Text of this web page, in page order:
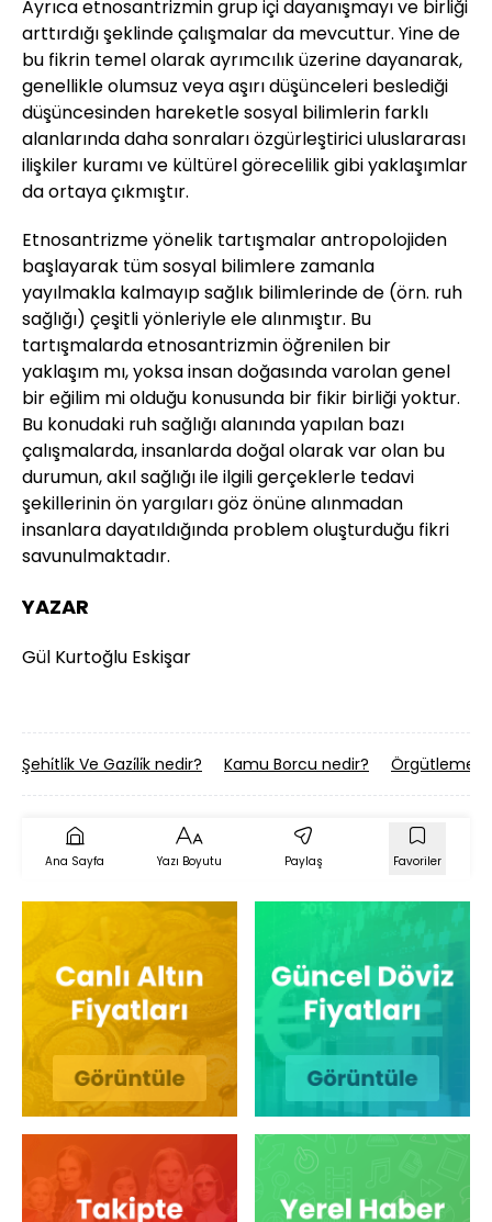
Ayrıca etnosantrizmin grup içi dayanışmayı ve birliği
arttırdığı şeklinde çalışmalar da mevcuttur. Yine de
bu fikrin temel olarak ayrımcılık üzerine dayanarak,
genellikle olumsuz veya aşırı düşünceleri beslediği
düşüncesinden hareketle sosyal bilimlerin farklı
alanlarında daha sonraları özgürleştirici uluslararası
ilişkiler kuramı ve kültürel görecelilik gibi yaklaşımlar
da ortaya çıkmıştır.
Etnosantrizme yönelik tartışmalar antropolojiden
başlayarak tüm sosyal bilimlere zamanla
yayılmakla kalmayıp sağlık bilimlerinde de (örn. ruh
sağlığı) çeşitli yönleriyle ele alınmıştır. Bu
tartışmalarda etnosantrizmin öğrenilen bir
yaklaşım mı, yoksa insan doğasında varolan genel
bir eğilim mi olduğu konusunda bir fikir birliği yoktur.
Bu konudaki ruh sağlığı alanında yapılan bazı
çalışmalarda, insanlarda doğal olarak var olan bu
durumun, akıl sağlığı ile ilgili gerçeklerle tedavi
şekillerinin ön yargıları göz önüne alınmadan
insanlara dayatıldığında problem oluşturduğu fikri
savunulmaktadır.
YAZAR
Gül Kurtoğlu Eskişar
Şehi̇tli̇k Ve Gazi̇li̇k nedir? Kamu Borcu nedir? Örgütleme
Ana Sayfa Yazı Boyutu Paylaş Favoriler